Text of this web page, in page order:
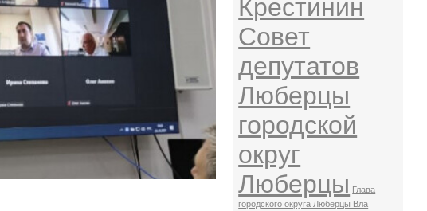
Крестинин
Совет
депутатов
Люберцы
городской
округ
Люберцы Глава
городского округа Люберцы Вла